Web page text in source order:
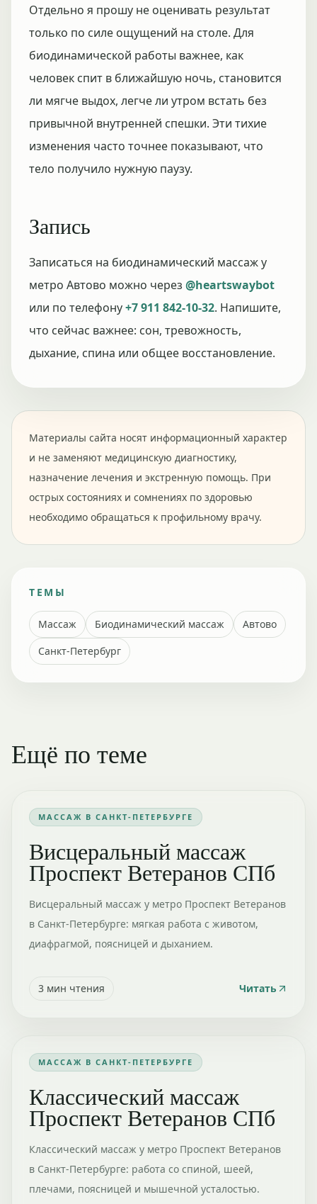
Отдельно я прошу не оценивать результат
только по силе ощущений на столе. Для
биодинамической работы важнее, как
человек спит в ближайшую ночь, становится
ли мягче выдох, легче ли утром встать без
привычной внутренней спешки. Эти тихие
изменения часто точнее показывают, что
тело получило нужную паузу.
Запись
Записаться на биодинамический массаж у
метро Автово можно через @heartswaybot
или по телефону+7 911 842-10-32. Напишите,
что сейчас важнее: сон, тревожность,
дыхание, спина или общее восстановление.
Материалы сайта носят информационный характер
и не заменяют медицинскую диагностику,
назначение лечения и экстренную помощь. При
острых состояниях и сомнениях по здоровью
необходимо обращаться к профильному врачу.
ТЕМЫ
Массаж Биодинамический массаж
Автово
Санкт-Петербург
Ещё по теме
МАССАЖ В САНКТ-ПЕТЕРБУРГЕ
Висцеральный массаж
Проспект Ветеранов СПб
Висцеральный массаж у метро Проспект Ветеранов
в Санкт-Петербурге: мягкая работа с животом,
диафрагмой, поясницей и дыханием.
3 мин чтения Читать
МАССАЖ В САНКТ-ПЕТЕРБУРГЕ
Классический массаж
Проспект Ветеранов СПб
Классический массаж у метро Проспект Ветеранов
в Санкт-Петербурге: работа со спиной, шеей,
плечами, поясницей и мышечной усталостью.